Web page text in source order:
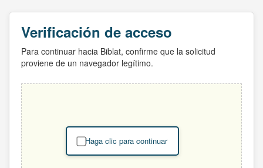
Verificación de acceso
Para continuar hacia Biblat, confirme que la solicitud
proviene de un navegador legítimo.
Haga clic para continuar